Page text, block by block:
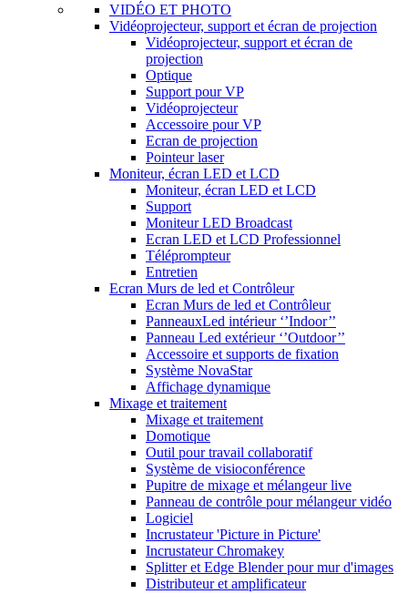
VIDÉO ET PHOTO
Vidéoprojecteur, support et écran de projection
Vidéoprojecteur, support et écran de
projection
Optique
Support pour VP
Vidéoprojecteur
Accessoire pour VP
Ecran de projection
Pointeur laser
Moniteur, écran LED et LCD
Moniteur, écran LED et LCD
Support
Moniteur LED Broadcast
Ecran LED et LCD Professionnel
Téléprompteur
Entretien
Ecran Murs de led et Contrôleur
Ecran Murs de led et Contrôleur
PanneauxLed intérieur ‘’Indoor’’
Panneau Led extérieur ‘’Outdoor’’
Accessoire et supports de fixation
Système NovaStar
Affichage dynamique
Mixage et traitement
Mixage et traitement
Domotique
Outil pour travail collaboratif
Système de visioconférence
Pupitre de mixage et mélangeur live
Panneau de contrôle pour mélangeur vidéo
Logiciel
Incrustateur 'Picture in Picture'
Incrustateur Chromakey
Splitter et Edge Blender pour mur d'images
Distributeur et amplificateur